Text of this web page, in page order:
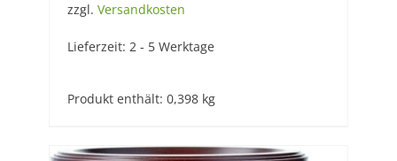
zzgl. Versandkosten
Lieferzeit: 2 - 5 Werktage
Produkt enthält: 0,398 kg